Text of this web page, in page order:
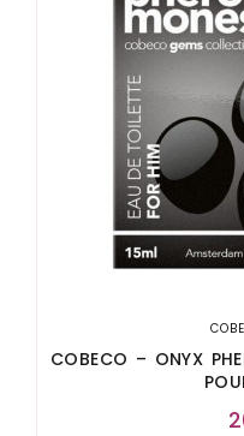
COBECO – ONYX